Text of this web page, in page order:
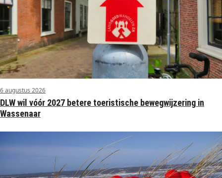
6 augustus 2026
DLW wil vóór 2027 betere toeristische bewegwijzering in
Wassenaar